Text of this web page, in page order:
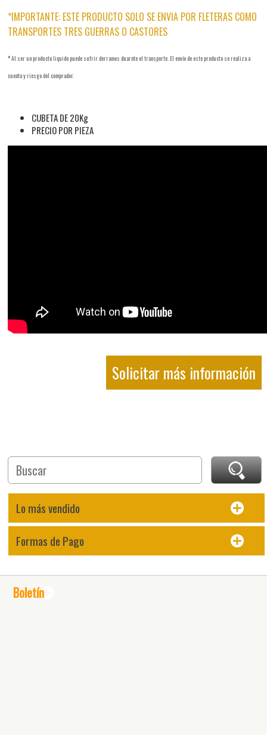
*IMPORTANTE: ESTE PRODUCTO SOLO SE ENVIA POR FLETERAS COMO
TRANSPORTES TRES GUERRAS O CASTORES
*Al ser un producto liquido puede sufrir derrames duarnte el transporte. El envío de este producto se realiza a
cuenta y riesgo del comprador.
CUBETA DE 20Kg
PRECIO POR PIEZA
Solicitar más información
Lo más vendido
Formas de Pago
Boletín